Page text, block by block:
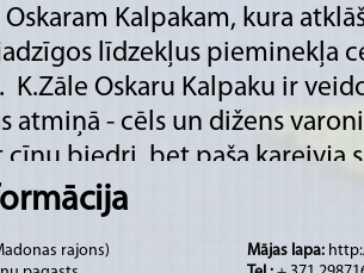
Kalpakam, kura
līdzekļus pieminekļa
K.Zāle Oskaru Kalpaku ir
atmiņā - cēls un dižens
biedri, bet paša kareivja
pulkveža dzimtās mājas
ir sava īpaša nozīme
kurš ir ņemts no
rajons)
Mājas lapa: